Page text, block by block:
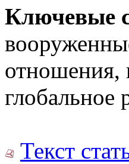
Ключевые
отношения,
глобальное
Текст